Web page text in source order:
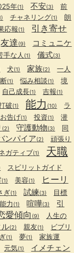
年(1) 不安(3)
前
チャネリング(1)
朗
応報(1) 引き寄せ
友達 (9)
コミュニケ
手な人 (1) 儀式(3)
犬(1) 家族(2)
一人
(1) 悩み相談(1)
境
自己成長(1) 吉報(1)
破(1) 能力 (10)
ラ
お告げ(1) 投資(1)
潜
(2) 守護動物(3)
同
ンパイア(2) 頑張り
ガティブ(1) 天職
スピリットガイド
(1) 美容(1)
ヒーリ
ぎ(1) 試練(3) 目標
力 (1) 喧嘩(3)
引
愛傾向 (9)
人生の
ル(2) 親友(1)
ビブリ
(1) 夢(1) 家族運
元気(1) イメチェン